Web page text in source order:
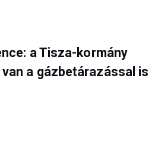
a Tisza-kormány
van a gázbetárazással is